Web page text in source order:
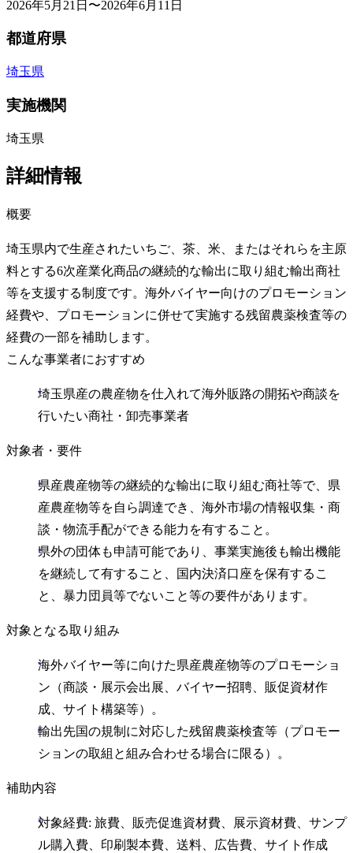
2026年5月21日〜2026年6月11日
都道府県
埼玉県
実施機関
埼玉県
詳細情報
概要
埼玉県内で生産されたいちご、茶、米、またはそれらを主原
料とする6次産業化商品の継続的な輸出に取り組む輸出商社
等を支援する制度です。海外バイヤー向けのプロモーション
経費や、プロモーションに併せて実施する残留農薬検査等の
経費の一部を補助します。
こんな事業者におすすめ
埼玉県産の農産物を仕入れて海外販路の開拓や商談を
行いたい商社・卸売事業者
対象者・要件
県産農産物等の継続的な輸出に取り組む商社等で、県
産農産物等を自ら調達でき、海外市場の情報収集・商
談・物流手配ができる能力を有すること。
県外の団体も申請可能であり、事業実施後も輸出機能
を継続して有すること、国内決済口座を保有するこ
と、暴力団員等でないこと等の要件があります。
対象となる取り組み
海外バイヤー等に向けた県産農産物等のプロモーショ
ン（商談・展示会出展、バイヤー招聘、販促資材作
成、サイト構築等）。
輸出先国の規制に対応した残留農薬検査等（プロモー
ションの取組と組み合わせる場合に限る）。
補助内容
対象経費: 旅費、販売促進資材費、展示資材費、サンプ
ル購入費、印刷製本費、送料、広告費、サイト作成